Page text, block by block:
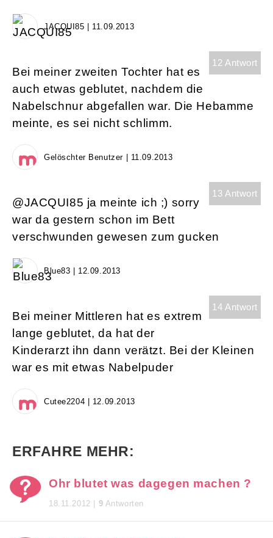
JACQUI85 | 11.09.2013
12 Antwort
Bei meiner zweiten Tochter hat es
auch etwas geblutet, nachdem die
Nabelschnur abgefallen war. Die Hebamme
meinte, es sei nicht schlimm.
Gelöschter Benutzer | 11.09.2013
13 Antwort
@JACQUI85 ja meinte ich ;) sorry
war da gestern schon im Bett
verschwunden gewesen zum gucken
Blue83 | 12.09.2013
14 Antwort
Bei meiner Mittleren hat es extrem
lange geblutet, da hat der
Kinderarzt ihn dann verätzt. Bei der Kleinen
war es mit etwas Nabelpuder
Cutee2204 | 12.09.2013
ERFAHRE MEHR:
Ohr blutet was dagegen machen ?
18.11.2012 | 9 Antworten